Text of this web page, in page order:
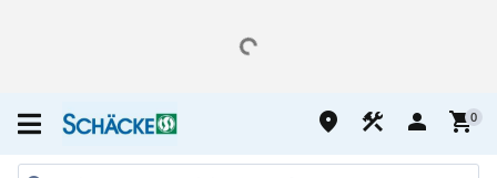
place construction person shopping_cart0